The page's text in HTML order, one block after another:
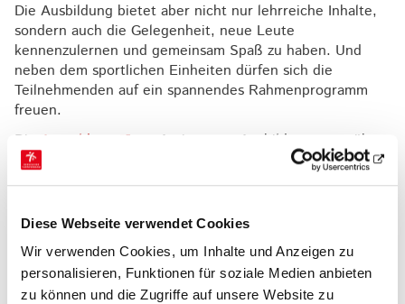
Diese Webseite verwendet Cookies
Wir verwenden Cookies, um Inhalte und Anzeigen zu
personalisieren, Funktionen für soziale Medien anbieten
zu können und die Zugriffe auf unsere Website zu
Die Ausbildung bietet aber nicht nur lehrreiche Inhalte,
sondern auch die Gelegenheit, neue Leute
kennenzulernen und gemeinsam Spaß zu haben. Und
neben dem sportlichen Einheiten dürfen sich die
Teilnehmenden auf ein spannendes Rahmenprogramm
freuen.
Die
Anmeldung
zur Assistenten-Ausbildung muss über
die Schule erfolgen und ist über das Buchungsportal
Yolawo möglich. Die Kosten belaufen sich auf 220 Euro
finden sichhier .
Auf einen Blick
Was:Assistenten-Ausbildung